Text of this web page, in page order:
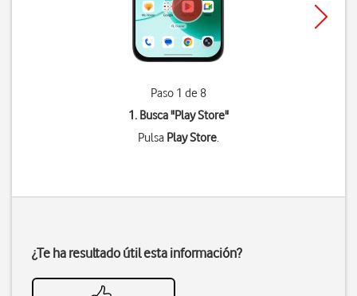
Paso 1 de 8
1. Busca "Play Store"
Pulsa Play Store.
¿Te ha resultado útil esta información?